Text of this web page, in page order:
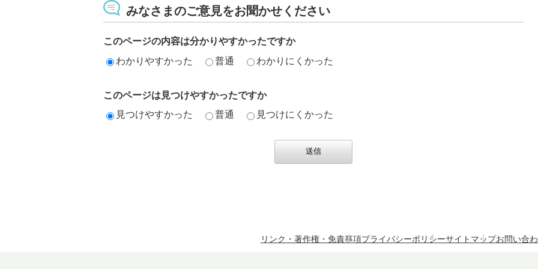
みなさまのご意見をお聞かせください
このページの内容は分かりやすかったですか
わかりやすかった
普通 わかりにくかった
このページは見つけやすかったですか
見つけやすかった
普通 見つけにくかった
リンク・著作権・免責事項プライバシーポリシーサイトマップお問い合